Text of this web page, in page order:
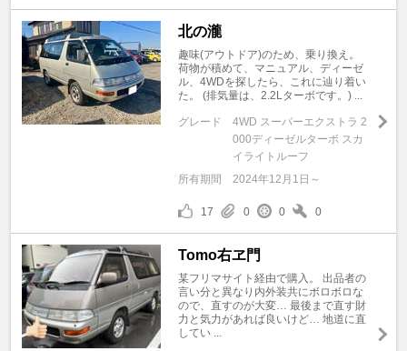
北の瀧
趣味(アウトドア)のため、乗り換え。
荷物が積めて、マニュアル、ディーゼ
ル、4WDを探したら、これに辿り着い
た。 (排気量は、2.2Lターボです。) ...
グレード
4WD スーパーエクストラ 2
000ディーゼルターボ スカ
イライトルーフ
所有期間
2024年12月1日～
17 0 0 0
Tomo右ヱ門
某フリマサイト経由で購入。 出品者の
言い分と異なり内外装共にボロボロな
ので、直すのが大変… 最後まで直す財
力と気力があれば良いけど… 地道に直
してい ...